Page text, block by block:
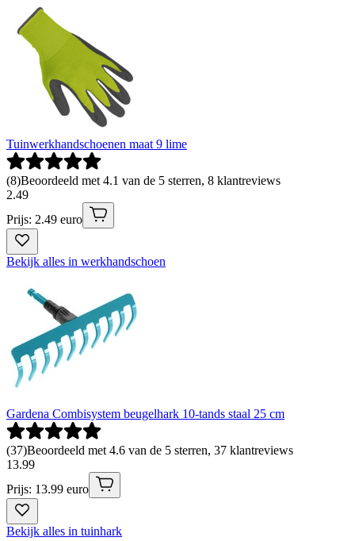
Tuinwerkhandschoenen maat 9 lime
(8)Beoordeeld met 4.1 van de 5 sterren, 8 klantreviews
2.49
Prijs: 2.49 euro
Bekijk alles in werkhandschoen
Gardena Combisystem beugelhark 10-tands staal 25 cm
(37)Beoordeeld met 4.6 van de 5 sterren, 37 klantreviews
13.99
Prijs: 13.99 euro
Bekijk alles in tuinhark